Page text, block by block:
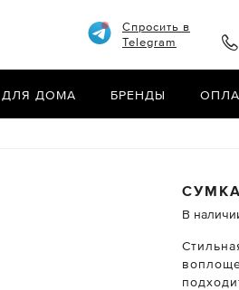
Спросить в
Telegram
ДЛЯ ДОМА БРЕНДЫ
В